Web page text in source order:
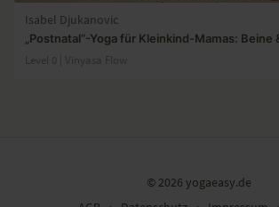
Isabel Djukanovic
„Postnatal”-Yoga für Kleinkind-Mamas: Beine
Level 0 | Vinyasa Flow
© 2026 yogaeasy.de